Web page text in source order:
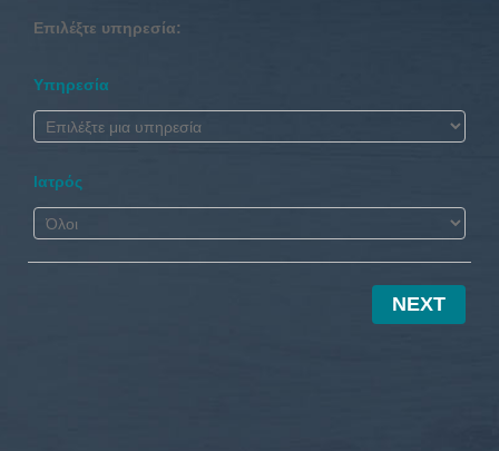
Επιλέξτε υπηρεσία:
Υπηρεσία
Ιατρός
NEXT